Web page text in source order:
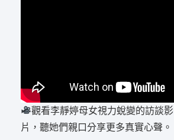
觀看李靜婷母女視力蛻變的訪談影
片，聽她們親口分享更多真實心聲。